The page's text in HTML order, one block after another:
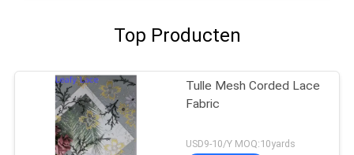
Top Producten
Tulle Mesh Corded Lace
Fabric
USD9-10/Y MOQ:10yards